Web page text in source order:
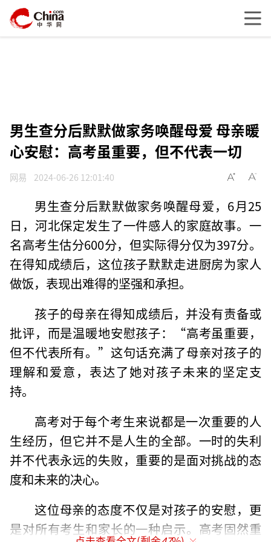
男生查分后默默做家务唤醒母爱 母亲暖
心安慰：高考虽重要，但不代表一切
网易 2024-06-26 12:01:40
男生查分后默默做家务唤醒母爱，6月25
日，河北保定发生了一件感人的家庭故事。一
名高考生估分600分，但实际得分仅为397分。
在得知成绩后，这位孩子默默走进厨房为家人
做饭，表现出难得的坚强和承担。
孩子的母亲在得知成绩后，并没有责备或
批评，而是温暖地安慰孩子：“高考虽重要，
但不代表所有。”这句话充满了母亲对孩子的
理解和爱意，表达了她对孩子未来的坚定支
持。
高考对于每个考生来说都是一次重要的人
生经历，但它并不是人生的全部。一时的失利
并不代表永远的失败，重要的是面对挑战的态
度和未来的决心。
这位母亲的态度不仅是对孩子的安慰，更
是对所有考生和家长的一种启示。高考固然重